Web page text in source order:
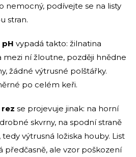
nemocný, podívejte se na listy
stran.
vypadá takto: žilnatina
mezi ní žloutne, později hnědne
žádné výtrusné polštářky.
po celém keři.
se projevuje jinak: na horní
skvrny, na spodní straně
výtrusná ložiska houby. List
předčasně, ale vzor poškození